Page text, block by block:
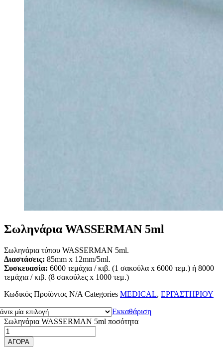
Σωληνάρια WASSERMAN 5ml
Σωληνάρια τύπου WASSERMAN 5ml.
Διαστάσεις: 85mm x 12mm/5ml.
Συσκευασία: 6000 τεμάχια / κιβ. (1 σακούλα x 6000 τεμ.) ή 8000
τεμάχια / κιβ. (8 σακούλες x 1000 τεμ.)
Κωδικός Προϊόντος N/A Categories MEDICAL, ΕΡΓΑΣΤΗΡΙΟΥ
Εκκαθάριση
Σωληνάρια WASSERMAN 5ml ποσότητα
ΑΓΟΡΑ